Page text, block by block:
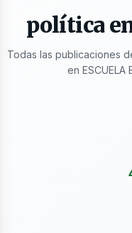
política
Todas las publicaciones
en